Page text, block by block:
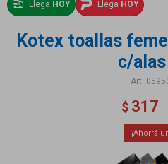
Llega HOY Llega HOY
Kotex toallas
c/
$ 317